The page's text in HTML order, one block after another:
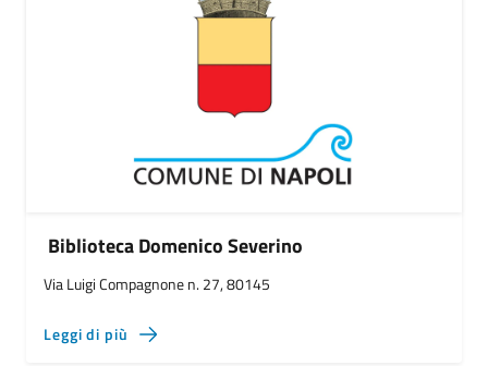
Biblioteca Domenico Severino
Via Luigi Compagnone n. 27, 80145
Leggi di più